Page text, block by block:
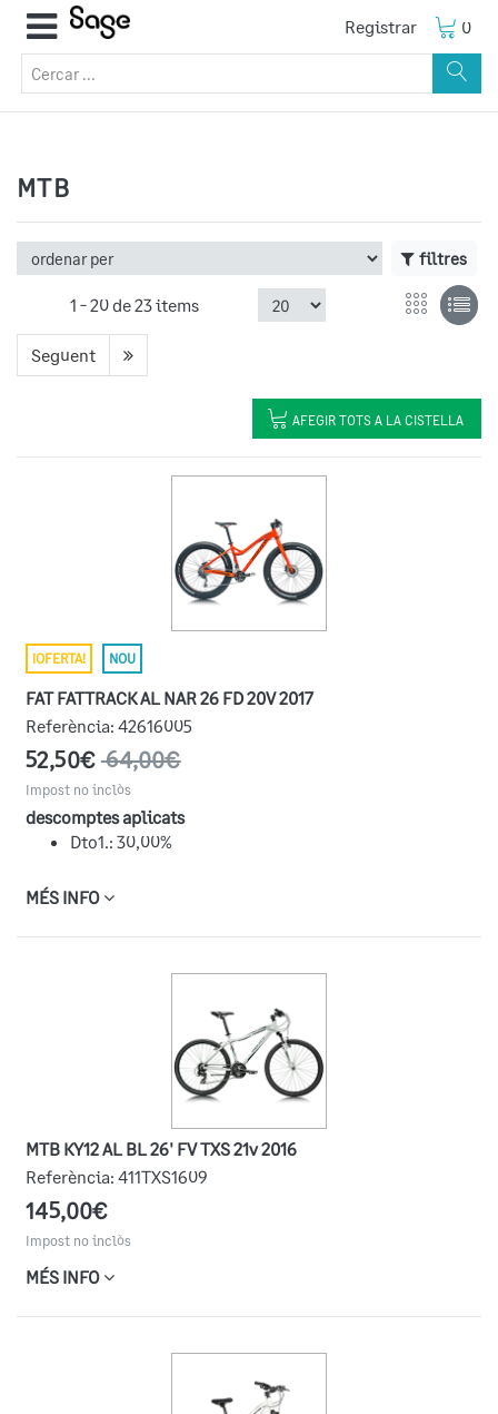
Registrar 0
MTB
filtres
1 -20de23 items
Següent
AFEGIR TOTS A LA CISTELLA
¡OFERTA! NOU
FAT FATTRACK AL NAR 26 FD 20V 2017
Referència: 42616005
52,50€ 64,00€
Impost no inclòs
descomptes aplicats
Dto1.: 30,00%
MÉS INFO
MTB KY12 AL BL 26' FV TXS 21v 2016
Referència: 411TXS1609
145,00€
Impost no inclòs
MÉS INFO